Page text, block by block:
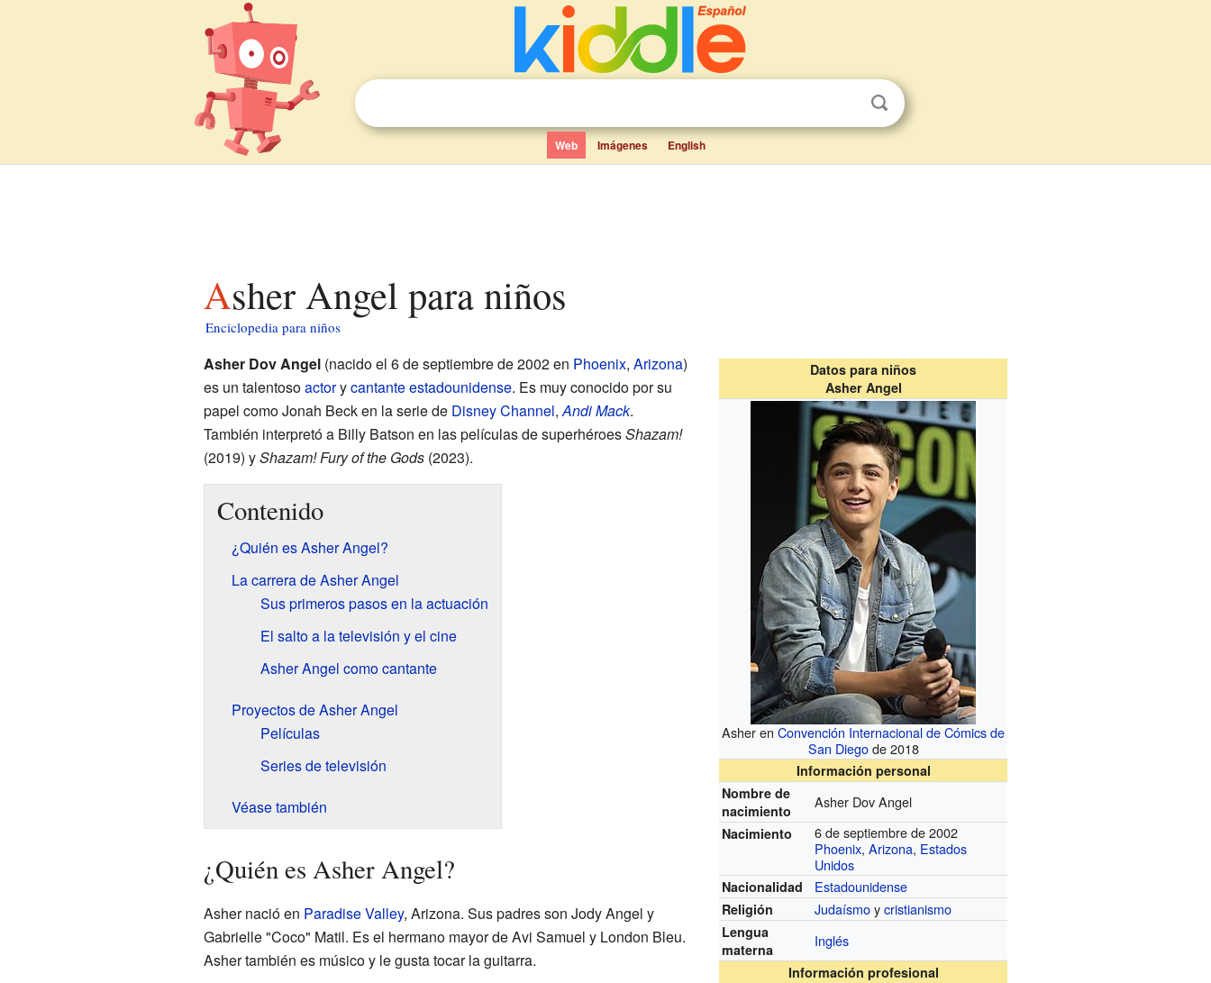
Web Imágenes English
Asher Angel para niños
Enciclopedia para niños
Datos para niños
Asher Angel
Asher enConvención Internacional de Cómics de
San Diegode 2018
Información personal
Nombre de
nacimiento
Asher Dov Angel
Nacimiento
6 de septiembre de 2002
Phoenix,Arizona, Estados
Unidos
Nacionalidad Estadounidense
Religión Judaísmoycristianismo
Lengua
materna
Inglés
Información profesional
Asher Dov Angel(nacido el 6 de septiembre de 2002 en Phoenix, Arizona)
es un talentosoactorycantanteestadounidense. Es muy conocido por su
papel como Jonah Beck en la serie de Disney Channel,Andi Mack.
También interpretó a Billy Batson en las películas de superhéroesShazam!
(2019) yShazam! Fury of the Gods(2023).
Contenido
¿Quién es Asher Angel?
La carrera de Asher Angel
Sus primeros pasos en la actuación
El salto a la televisión y el cine
Asher Angel como cantante
Proyectos de Asher Angel
Películas
Series de televisión
Véase también
¿Quién es Asher Angel?
Asher nació en Paradise Valley, Arizona. Sus padres son Jody Angel y
Gabrielle "Coco" Matil. Es el hermano mayor de Avi Samuel y London Bleu.
Asher también es músico y le gusta tocar la guitarra.